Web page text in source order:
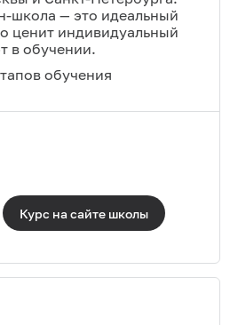
школа — это идеальный
ценит индивидуальный
в обучении.
обучения
Курс на сайте школы